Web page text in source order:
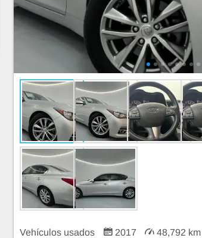
Vehículos usados 2017 48,792 km